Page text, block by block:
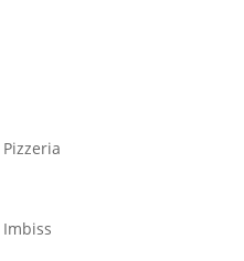
Pizzeria
Imbiss